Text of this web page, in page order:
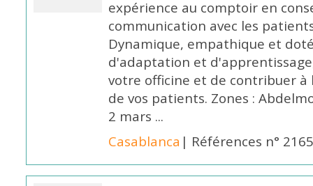
expérience au comptoir en
communication avec les
Dynamique, empathique et
d'adaptation et
votre officine et de contribuer
de vos patients. Zones :
2 mars ...
Casablanca | Références n°